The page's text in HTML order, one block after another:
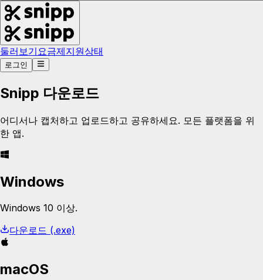
둘러보기 요금제지원상태
로그인
Snipp 다운로드
어디서나 캡처하고 업로드하고 공유하세요. 모든 플랫폼을 위
한 앱.
Windows
Windows 10 이상.
다운로드 (.exe)
macOS